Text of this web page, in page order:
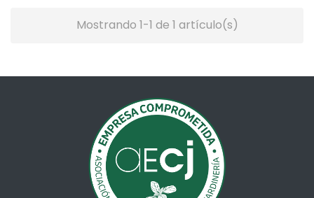
Mostrando 1-1 de 1 artículo(s)